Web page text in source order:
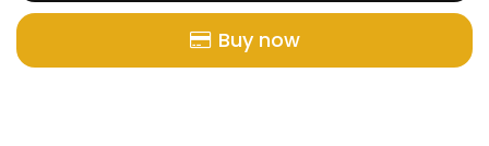
Buy now